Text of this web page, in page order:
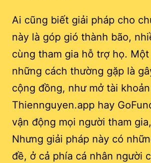
Ai cũng biết giải pháp cho
này là góp gió thành bão,
cùng tham gia hỗ trợ họ.
những cách thường gặp là
cộng đồng, như mở tài
Thiennguyen.app hay
vận động mọi người tham
Nhưng giải pháp này có
đề, ở cả phía cá nhân người